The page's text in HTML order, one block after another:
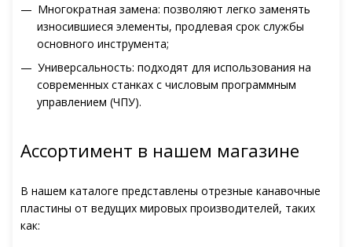
Многократная замена: позволяют легко заменять
износившиеся элементы, продлевая срок службы
основного инструмента;
Универсальность: подходят для использования на
современных станках с числовым программным
управлением (ЧПУ).
Ассортимент в нашем магазине
В нашем каталоге представлены отрезные канавочные
пластины от ведущих мировых производителей, таких
как: